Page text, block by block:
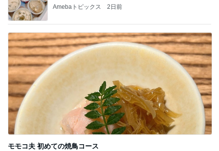
Amebaトピックス 2日前
モモコ夫 初めての焼鳥コース